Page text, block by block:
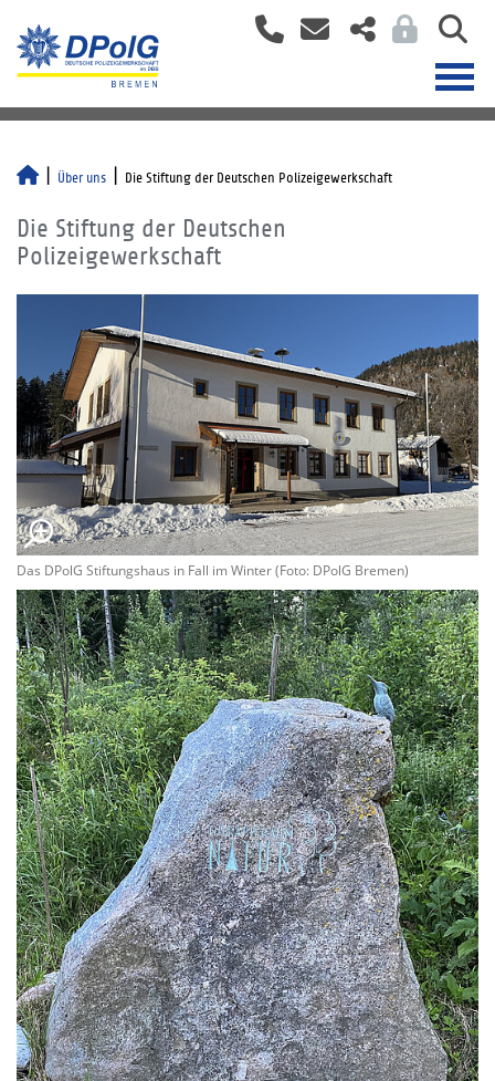
Über uns Die Stiftung der Deutschen Polizeigewerkschaft
Die Stiftung der Deutschen
Polizeigewerkschaft
Das DPolG Stiftungshaus in Fall im Winter (Foto: DPolG Bremen)